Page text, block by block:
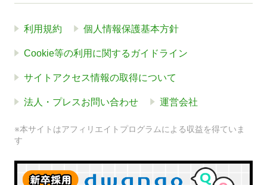
利用規約 個人情報保護基本方針
Cookie等の利用に関するガイドライン
サイトアクセス情報の取得について
法人・プレスお問い合わせ 運営会社
※本サイトはアフィリエイトプログラムによる収益を得ていま
す